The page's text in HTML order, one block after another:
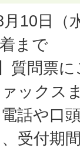
10日（
まで
質問票
ックス
話や口
受付期